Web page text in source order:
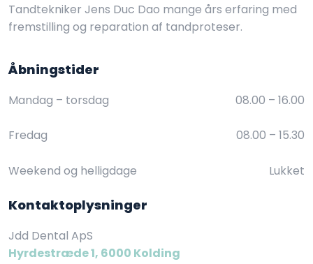
Tandtekniker Jens Duc Dao mange års erfaring med
fremstilling og reparation af tandproteser.
Åbningstider​
Mandag – torsdag 08.00 – 16.00​
Fredag 08.00 – 15.30​
Weekend og helligdage Lukket
Kontaktoplysninger
Jdd Dental ApS
Hyrdestræde 1, 6000 Kolding